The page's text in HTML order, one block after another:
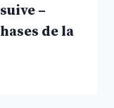
–
de la